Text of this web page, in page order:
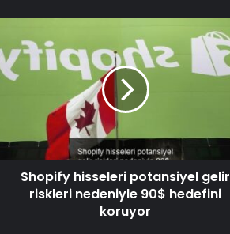
Shopify hisseleri potansiyel gelir
riskleri nedeniyle 90$ hedefini
koruyor